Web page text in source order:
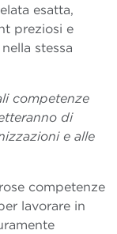
esatta,
preziosi e
stessa
competenze
di
e alle
competenze
lavorare in